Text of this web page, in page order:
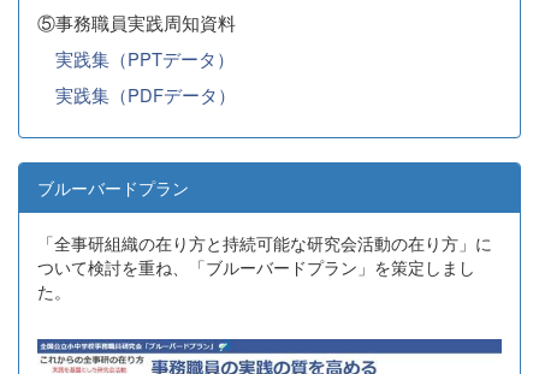
⑤事務職員実践周知資料
実践集（PPTデータ）
実践集（PDFデータ）
ブルーバードプラン
「全事研組織の在り方と持続可能な研究会活動の在り方」に
ついて検討を重ね、「ブルーバードプラン」を策定しまし
た。